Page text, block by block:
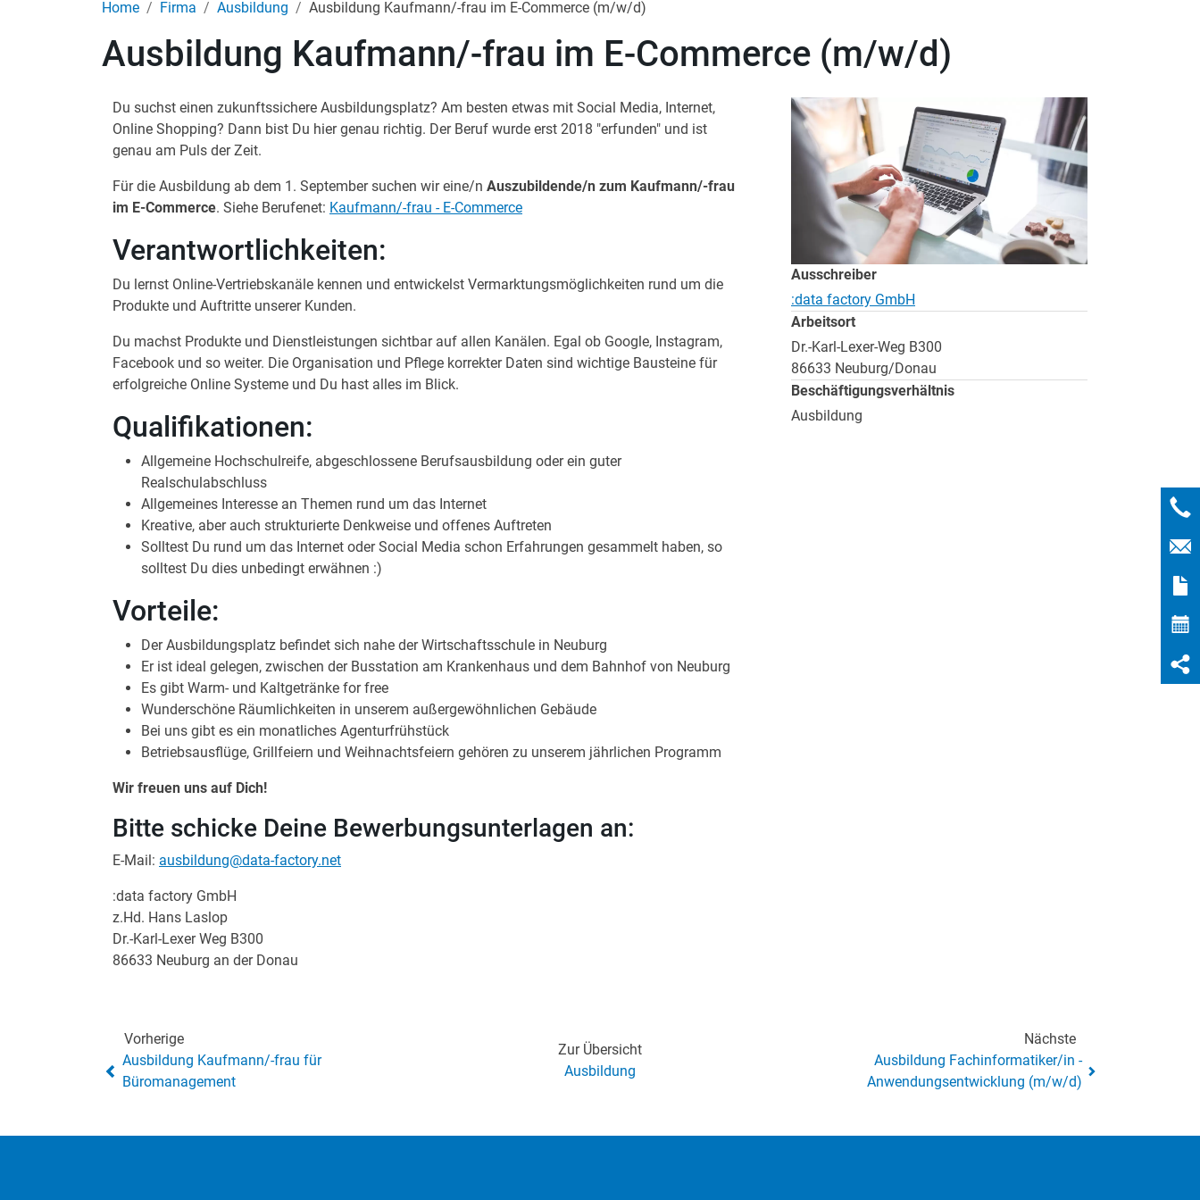
Home Firma Ausbildung Ausbildung Kaufmann/-frau im E-Commerce (m/w/d)
Ausbildung Kaufmann/-frau im E-Commerce (m/w/d)
Du suchst einen zukunftssichere Ausbildungsplatz? Am besten etwas mit Social Media, Internet,
Online Shopping? Dann bist Du hier genau richtig. Der Beruf wurde erst 2018 "erfunden" und ist
genau am Puls der Zeit.
Für die Ausbildung ab dem 1. September suchen wir eine/n Auszubildende/n zum Kaufmann/-frau
im E-Commerce. Siehe Berufenet: Kaufmann/-frau - E-Commerce
Verantwortlichkeiten:
Du lernst Online-Vertriebskanäle kennen und entwickelst Vermarktungsmöglichkeiten rund um die
Produkte und Auftritte unserer Kunden.
Du machst Produkte und Dienstleistungen sichtbar auf allen Kanälen. Egal ob Google, Instagram,
Facebook und so weiter. Die Organisation und Pflege korrekter Daten sind wichtige Bausteine für
erfolgreiche Online Systeme und Du hast alles im Blick.
Qualifikationen:
Allgemeine Hochschulreife, abgeschlossene Berufsausbildung oder ein guter
Realschulabschluss
Allgemeines Interesse an Themen rund um das Internet
Kreative, aber auch strukturierte Denkweise und offenes Auftreten
Solltest Du rund um das Internet oder Social Media schon Erfahrungen gesammelt haben, so
solltest Du dies unbedingt erwähnen :)
Vorteile:
Der Ausbildungsplatz befindet sich nahe der Wirtschaftsschule in Neuburg
Er ist ideal gelegen, zwischen der Busstation am Krankenhaus und dem Bahnhof von Neuburg
Es gibt Warm- und Kaltgetränke for free
Wunderschöne Räumlichkeiten in unserem außergewöhnlichen Gebäude
Bei uns gibt es ein monatliches Agenturfrühstück
Betriebsausflüge, Grillfeiern und Weihnachtsfeiern gehören zu unserem jährlichen Programm
Wir freuen uns auf Dich!
Bitte schicke Deine Bewerbungsunterlagen an:
E-Mail: ausbildung@data-factory.net
:data factory GmbH
z.Hd. Hans Laslop
Dr.-Karl-Lexer Weg B300
86633 Neuburg an der Donau
Ausschreiber
:data factory GmbH
Arbeitsort
Dr.-Karl-Lexer-Weg B300
86633 Neuburg/Donau
Beschäftigungsverhältnis
Ausbildung
Vorherige
Ausbildung Kaufmann/-frau für
Büromanagement
Zur Übersicht
Ausbildung
Nächste
Ausbildung Fachinformatiker/in -
Anwendungsentwicklung (m/w/d)